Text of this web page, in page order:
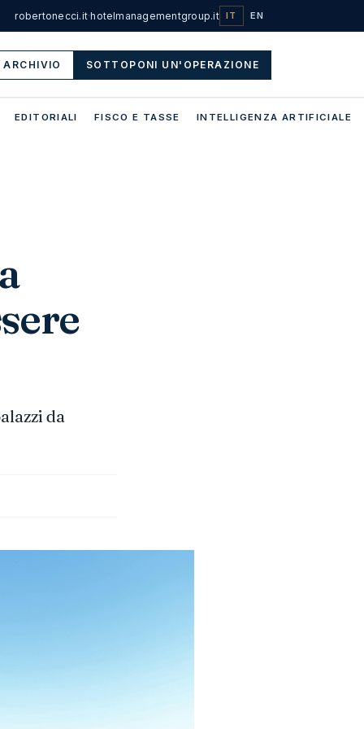
robertonecci.it·hotelmanagementgroup.it IT EN
ARCHIVIO SOTTOPONI UN'OPERAZIONE
EDITORIALI FISCO E TASSE INTELLIGENZA ARTIFICIALE
da